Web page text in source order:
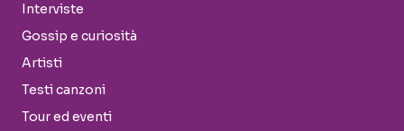
Interviste
Gossip e curiosità
Artisti
Testi canzoni
Tour ed eventi